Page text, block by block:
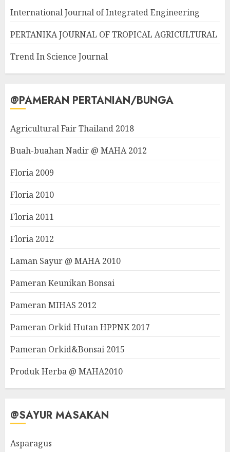
International Journal of Integrated Engineering
PERTANIKA JOURNAL OF TROPICAL AGRICULTURAL
Trend In Science Journal
@PAMERAN PERTANIAN/BUNGA
Agricultural Fair Thailand 2018
Buah-buahan Nadir @ MAHA 2012
Floria 2009
Floria 2010
Floria 2011
Floria 2012
Laman Sayur @ MAHA 2010
Pameran Keunikan Bonsai
Pameran MIHAS 2012
Pameran Orkid Hutan HPPNK 2017
Pameran Orkid&Bonsai 2015
Produk Herba @ MAHA2010
@SAYUR MASAKAN
Asparagus